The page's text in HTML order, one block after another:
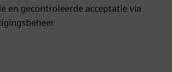
en gecontroleerde acceptatie via